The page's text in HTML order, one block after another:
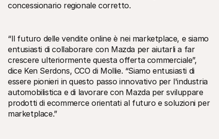
Scopri le risorse per sviluppatori e gli aggiornamenti
Librerie
Integra Mollie con librerie pronte all'uso
Comunità di Discord
Entra nella nostra comunità di sviluppatori
Stato
Informazioni su Mollie
Prezzi
Scopri i nostri prezzi
Chi siamo
Scopri di più sulla nostra storia e
valori
concessionario regionale corretto.
“Il futuro delle vendite online è nei marketplace, e siamo
entusiasti di collaborare con Mazda per aiutarli a far
crescere ulteriormente questa offerta commerciale”,
dice Ken Serdons, CCO di Mollie. “Siamo entusiasti di
essere pionieri in questo passo innovativo per l'industria
automobilistica e di lavorare con Mazda per sviluppare
prodotti di ecommerce orientati al futuro e soluzioni per
marketplace.”